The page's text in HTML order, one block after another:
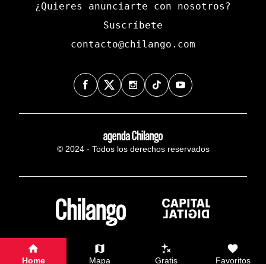
¿Quieres anunciarte con nosotros?
Suscríbete
contacto@chilango.com
© 2024 - Todos los derechos reservados
Home Mapa Gratis Favoritos